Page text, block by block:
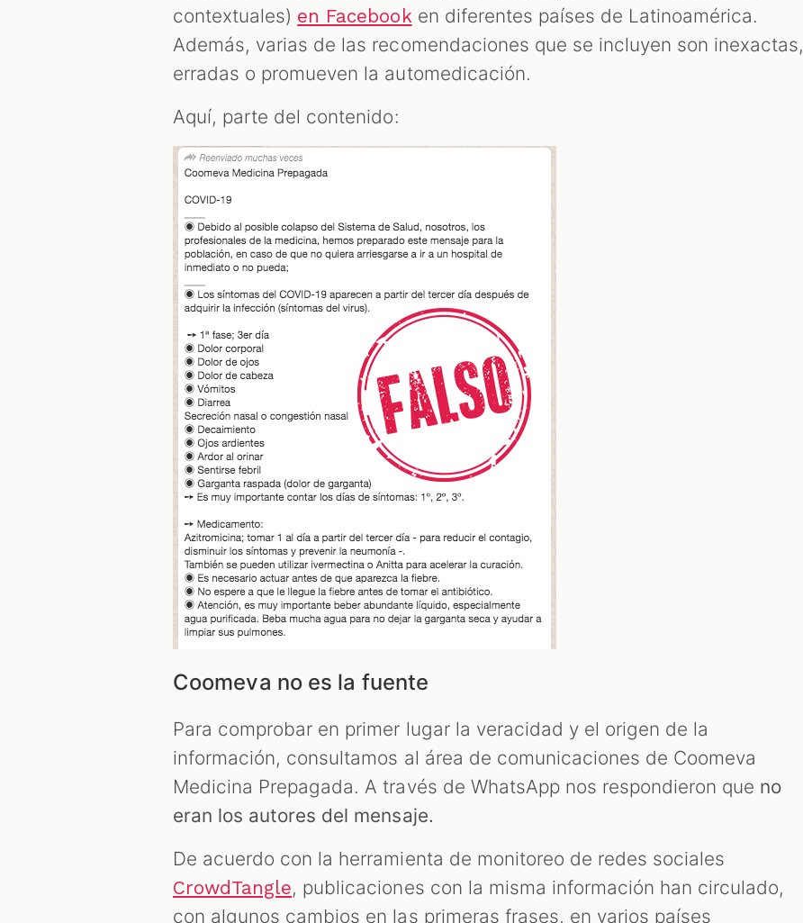
contextuales) en Facebook en diferentes países de Latinoamérica.
Además, varias de las recomendaciones que se incluyen son inexactas,
erradas o promueven la automedicación.
Aquí, parte del contenido:
Coomeva no es la fuente
Para comprobar en primer lugar la veracidad y el origen de la
información, consultamos al área de comunicaciones de Coomeva
Medicina Prepagada. A través de WhatsApp nos respondieron que no
eran los autores del mensaje.
De acuerdo con la herramienta de monitoreo de redes sociales
CrowdTangle, publicaciones con la misma información han circulado,
con algunos cambios en las primeras frases, en varios países